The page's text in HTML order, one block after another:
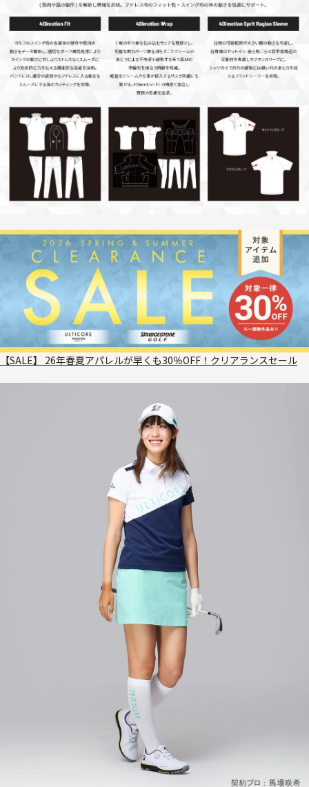
【SALE】 26年春夏アパレルが早くも30％OFF！クリアランスセール